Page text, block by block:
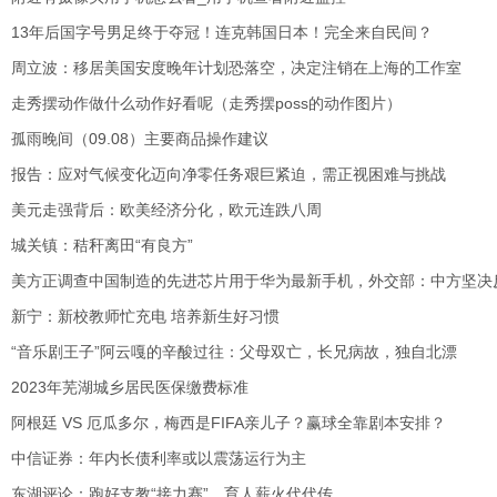
13年后国字号男足终于夺冠！连克韩国日本！完全来自民间？
周立波：移居美国安度晚年计划恐落空，决定注销在上海的工作室
走秀摆动作做什么动作好看呢（走秀摆poss的动作图片）
孤雨晚间（09.08）主要商品操作建议
报告：应对气候变化迈向净零任务艰巨紧迫，需正视困难与挑战
美元走强背后：欧美经济分化，欧元连跌八周
城关镇：秸秆离田“有良方”
美方正调查中国制造的先进芯片用于华为最新手机，外交部：中方坚决
新宁：新校教师忙充电 培养新生好习惯
“音乐剧王子”阿云嘎的辛酸过往：父母双亡，长兄病故，独自北漂
2023年芜湖城乡居民医保缴费标准
阿根廷 VS 厄瓜多尔，梅西是FIFA亲儿子？赢球全靠剧本安排？
中信证券：年内长债利率或以震荡运行为主